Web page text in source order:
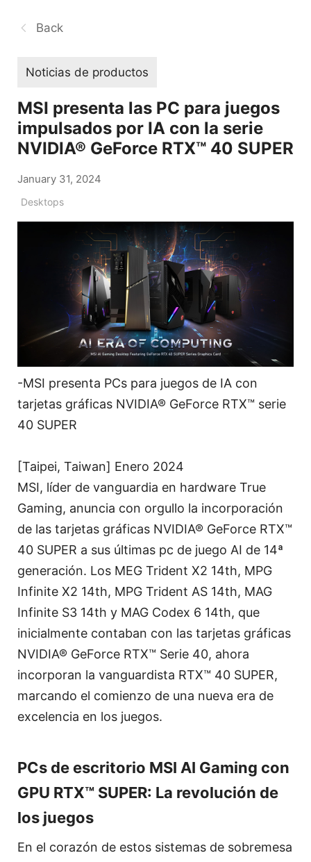
Back
Noticias de productos
MSI presenta las PC para juegos
impulsados por IA con la serie
NVIDIA® GeForce RTX™ 40 SUPER
January 31, 2024
Desktops
-MSI presenta PCs para juegos de IA con
tarjetas gráficas NVIDIA® GeForce RTX™ serie
40 SUPER
[Taipei, Taiwan] Enero 2024
MSI, líder de vanguardia en hardware True
Gaming, anuncia con orgullo la incorporación
de las tarjetas gráficas NVIDIA® GeForce RTX™
40 SUPER a sus últimas pc de juego AI de 14ª
generación. Los MEG Trident X2 14th, MPG
Infinite X2 14th, MPG Trident AS 14th, MAG
Infinite S3 14th y MAG Codex 6 14th, que
inicialmente contaban con las tarjetas gráficas
NVIDIA® GeForce RTX™ Serie 40, ahora
incorporan la vanguardista RTX™ 40 SUPER,
marcando el comienzo de una nueva era de
excelencia en los juegos.
PCs de escritorio MSI AI Gaming con
GPU RTX™ SUPER: La revolución de
los juegos
En el corazón de estos sistemas de sobremesa